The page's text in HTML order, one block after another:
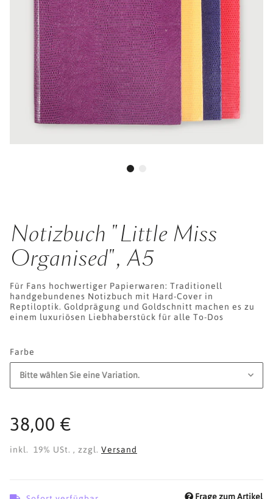
Notizbuch "Little Miss
Organised", A5
Für Fans hochwertiger Papierwaren: Traditionell
handgebundenes Notizbuch mit Hard-Cover in
Reptiloptik. Goldprägung und Goldschnitt machen es zu
einem luxuriösen Liebhaberstück für alle To-Dos
Farbe
Bitte wählen Sie eine Variation.
38,00 €
inkl. 19% USt. , zzgl. Versand
Frage zum Artikel